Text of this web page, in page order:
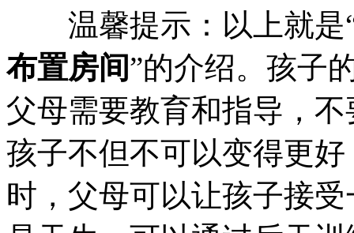
温馨提示：以上就是
布置房间”的介绍。孩子
父母需要教育和指导，
孩子不但不可以变得更
时，父母可以让孩子接